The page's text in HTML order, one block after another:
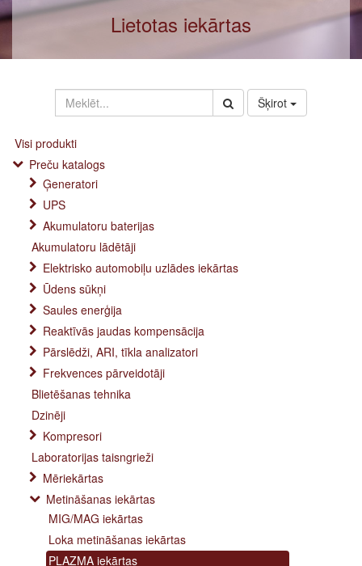
Lietotas iekārtas
Šķirot
Visi produkti
Preču katalogs
Ģeneratori
UPS
Akumulatoru baterijas
Akumulatoru lādētāji
Elektrisko automobiļu uzlādes iekārtas
Ūdens sūkņi
Saules enerģija
Reaktīvās jaudas kompensācija
Pārslēdži, ARI, tīkla analizatori
Frekvences pārveidotāji
Blietēšanas tehnika
Dzinēji
Kompresori
Laboratorijas taisngrieži
Mēriekārtas
Metināšanas iekārtas
MIG/MAG iekārtas
Loka metināšanas iekārtas
PLAZMA iekārtas